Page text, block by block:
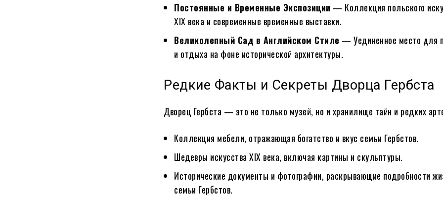
Постоянные и Временные Экспозиции — Коллекция польского
XIX века и современные временные выставки.
Великолепный Сад в Английском Стиле — Уединенное место для
и отдыха на фоне исторической архитектуры.
Редкие Факты и Секреты Дворца Гербста
Дворец Гербста — это не только музей, но и хранилище тайн и редких
Коллекция мебели, отражающая богатство и вкус семьи Гербстов.
Шедевры искусства XIX века, включая картины и скульптуры.
Исторические документы и фотографии, раскрывающие подробности
семьи Гербстов.